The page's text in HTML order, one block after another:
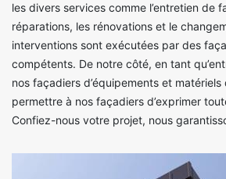
les divers services comme l’entretien de
réparations, les rénovations et le
interventions sont exécutées par des
compétents. De notre côté, en tant
nos façadiers d’équipements et
permettre à nos façadiers d’exprimer
Confiez-nous votre projet, nous